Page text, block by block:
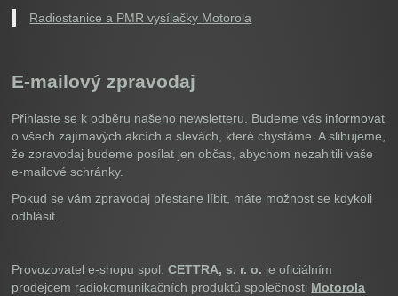
Radiostanice a PMR vysílačky Motorola
E-mailový zpravodaj
Přihlaste se k odběru našeho newsletteru . Budeme vás informovat
o všech zajímavých akcích a slevách, které chystáme. A slibujeme,
že zpravodaj budeme posílat jen občas, abychom nezahltili vaše
e-mailové schránky.
Pokud se vám zpravodaj přestane líbit, máte možnost se kdykoli
odhlásit.
Provozovatel e-shopu spol.CETTRA, s. r. o. je oficiálním
prodejcem radiokomunikačních produktů společnosti Motorola